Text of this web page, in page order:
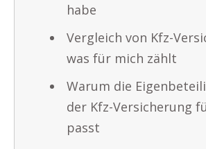
habe
Vergleich von Kfz-
was für mich zählt
Warum die
der Kfz-Versicherung
passt